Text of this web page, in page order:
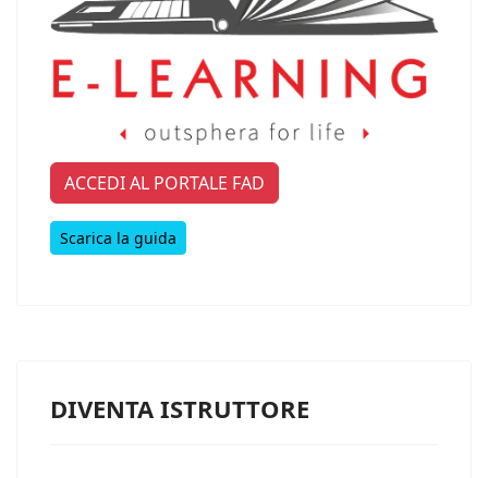
ACCEDI AL PORTALE FAD
Scarica la guida
DIVENTA ISTRUTTORE